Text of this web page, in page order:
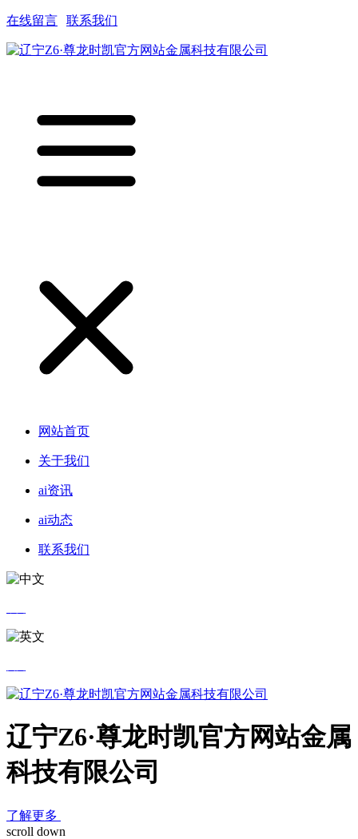
在线留言 联系我们
网站首页
关于我们
ai资讯
ai动态
联系我们
辽宁Z6·尊龙时凯官方网站金属
科技有限公司
了解更多
scroll down